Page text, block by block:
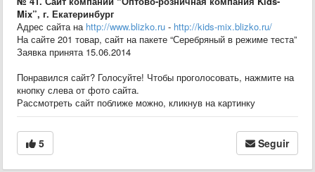
Mix”, г. Екатеринбург
Адрес сайта на http://www.blizko.ru - http://kids-mix.blizko.ru/
На сайте 201 товар, сайт на пакете “Серебряный в режиме теста”
Заявка принята 15.06.2014
Понравился сайт? Голосуйте! Чтобы проголосовать, нажмите на
кнопку слева от фото сайта.
Рассмотреть сайт поближе можно, кликнув на картинку
5 Seguir